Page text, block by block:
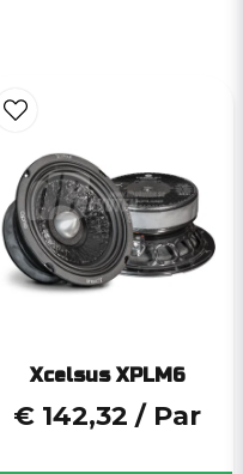
Xcelsus XPLM6
€ 142,32 / Par